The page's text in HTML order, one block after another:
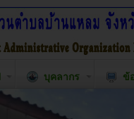
บุคลากร ข้